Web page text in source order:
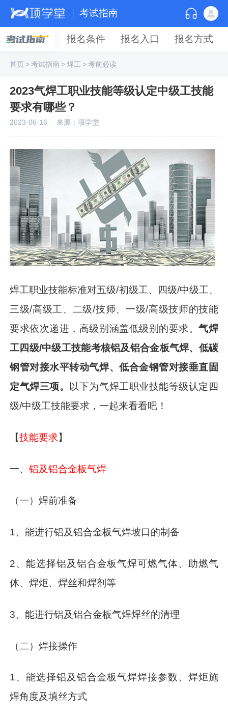
考试指南
报名条件 报名入口 报名方式
首页>考试指南>焊工 >考前必读
2023气焊工职业技能等级认定中级工技能
要求有哪些？
2023-06-16 来源：项学堂
焊工职业技能标准对五级/初级工、四级/中级工、
三级/高级工、二级/技师、一级/高级技师的技能
要求依次递进，高级别涵盖低级别的要求。气焊
工四级/中级工技能考核铝及铝合金板气焊、低碳
钢管对接水平转动气焊、低合金钢管对接垂直固
定气焊三项。 以下为气焊工职业技能等级认定四
级/中级工技能要求，一起来看看吧！
【技能要求】
一、铝及铝合金板气焊
（一）焊前准备
1、能进行铝及铝合金板气焊坡口的制备
2、能选择铝及铝合金板气焊可燃气体、助燃气
体、焊炬、焊丝和焊剂等
3、能进行铝及铝合金板气焊焊丝的清理
（二）焊接操作
1、能选择铝及铝合金板气焊焊接参数、焊炬施
焊角度及填丝方式